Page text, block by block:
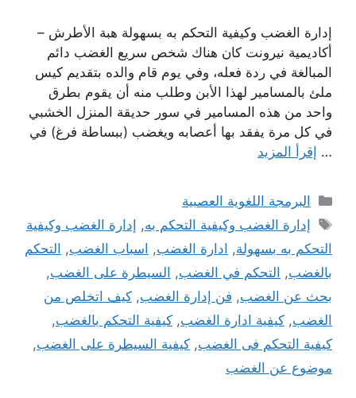
إدارة الغضب وكيفية التحكم به بسهولة هبة الأطرش –
أكاديمية نيرونت كان هناك شخص سريع الغضب دائم
المبالغة في ردة فعله، وفي يوم قام والده بتقديم كيس
ملئ بالمسامير لهذا الأبن وطلب منه أن يقوم بطرق
واحد من هذه المسامير في سور حديقة المنزل الخشبي
في كل مرة يفقد بها أعصابه ويغضب (ببساطة فرغ) في
… إقرأ المزيد
التصنيفات
البرمجة اللغوية العصبية
الوسوم
إدارة الغضب وكيفية التحكم به, إدارة الغضب وكيفية
التحكم به بسهولة, ادارة الغضب, اسباب الغضب, التحكم
بالغضب, التحكم في الغضب, السيطرة على الغضب,
بحث عن الغضب, فن إدارة الغضب, كيف اتخلص من
الغضب, كيفية ادارة الغضب, كيفية التحكم بالغضب,
كيفية التحكم فى الغضب, كيفية السيطرة على الغضب,
موضوع عن الغضب